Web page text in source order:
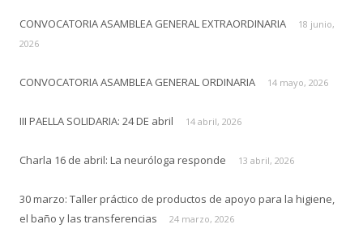
r
:
CONVOCATORIA ASAMBLEA GENERAL EXTRAORDINARIA
18 junio,
2026
CONVOCATORIA ASAMBLEA GENERAL ORDINARIA 14 mayo, 2026
III PAELLA SOLIDARIA: 24 DE abril 14 abril, 2026
Charla 16 de abril: La neuróloga responde 13 abril, 2026
30 marzo: Taller práctico de productos de apoyo para la higiene,
el baño y las transferencias
24 marzo, 2026